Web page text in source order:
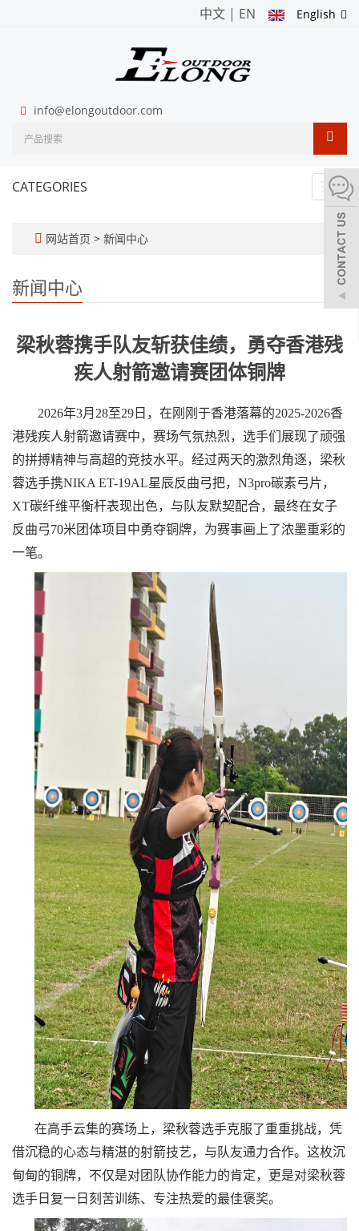
English
中文 | EN
info@elongoutdoor.com
CATEGORIES
网站首页 > 新闻中心
新闻中心
梁秋蓉携手队友斩获佳绩，勇夺香港残
疾人射箭邀请赛团体铜牌
2026年3月 28至29 日， 在刚刚于香港落幕的2025-2026香
港残疾人射箭邀请赛中，赛场气氛热烈，选手们展现了顽强
的拼搏精神与高超的竞技水平。经过两天的激烈角逐，梁秋
蓉选手携NIKA ET-19AL星辰反曲弓把， N3pro碳素弓片，
XT碳纤维平衡杆表现出色，与队友默契配合，最终在女子
反曲弓70米团体项目中勇夺铜牌，为赛事画上了浓墨重彩的
一笔。
在高手云集的赛场上，梁秋蓉选手克服了重重挑战，凭
借沉稳的心态与精湛的射箭技艺，与队友通力合作。这枚沉
甸甸的铜牌，不仅是对团队协作能力的肯定，更是对梁秋蓉
选手 日复一日刻苦训练、专注热爱的最佳褒奖。